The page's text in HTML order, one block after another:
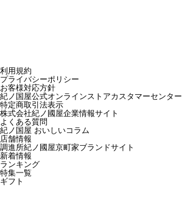
利用規約
プライバシーポリシー
お客様対応方針
紀ノ国屋公式オンラインストアカスタマーセンター
特定商取引法表示
株式会社紀ノ國屋企業情報サイト
よくある質問
紀ノ国屋 おいしいコラム
店舗情報
調進所紀ノ國屋京町家ブランドサイト
新着情報
ランキング
特集一覧
ギフト